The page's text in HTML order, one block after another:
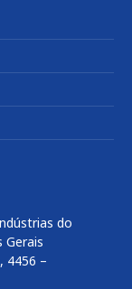
do
Gerais
4456 –